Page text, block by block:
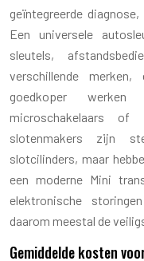
geïntegreerde
Een universele
sleutels,
verschillende
goedkoper
microschakelaars of
slotenmakers zijn
slotcilinders, maar
een moderne Mini
elektronische
daarom meestal de
Gemiddelde kosten